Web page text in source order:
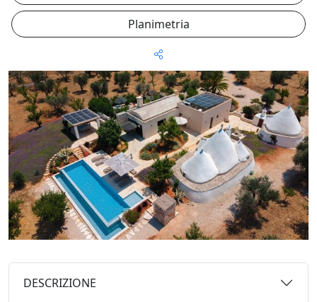
Planimetria
DESCRIZIONE